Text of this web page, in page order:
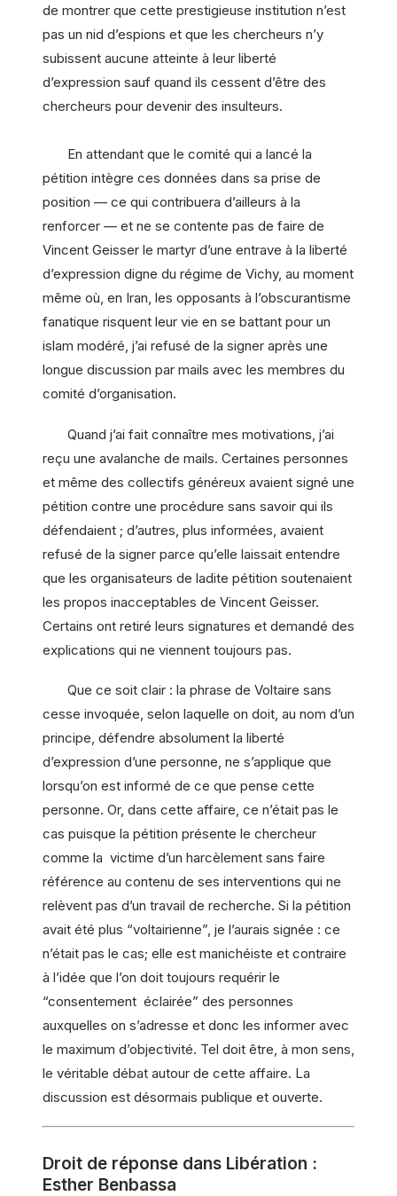
de montrer que cette prestigieuse institution n’est
pas un nid d’espions et que les chercheurs n’y
subissent aucune atteinte à leur liberté
d’expression sauf quand ils cessent d’être des
chercheurs pour devenir des insulteurs.
En attendant que le comité qui a lancé la
pétition intègre ces données dans sa prise de
position — ce qui contribuera d’ailleurs à la
renforcer — et ne se contente pas de faire de
Vincent Geisser le martyr d’une entrave à la liberté
d’expression digne du régime de Vichy, au moment
même où, en Iran, les opposants à l’obscurantisme
fanatique risquent leur vie en se battant pour un
islam modéré, j’ai refusé de la signer après une
longue discussion par mails avec les membres du
comité d’organisation.
Quand j’ai fait connaître mes motivations, j’ai
reçu une avalanche de mails. Certaines personnes
et même des collectifs généreux avaient signé une
pétition contre une procédure sans savoir qui ils
défendaient ; d’autres, plus informées, avaient
refusé de la signer parce qu’elle laissait entendre
que les organisateurs de ladite pétition soutenaient
les propos inacceptables de Vincent Geisser.
Certains ont retiré leurs signatures et demandé des
explications qui ne viennent toujours pas.
Que ce soit clair : la phrase de Voltaire sans
cesse invoquée, selon laquelle on doit, au nom d’un
principe, défendre absolument la liberté
d’expression d’une personne, ne s’applique que
lorsqu’on est informé de ce que pense cette
personne. Or, dans cette affaire, ce n’était pas le
cas puisque la pétition présente le chercheur
comme la victime d’un harcèlement sans faire
référence au contenu de ses interventions qui ne
relèvent pas d’un travail de recherche. Si la pétition
avait été plus “voltairienne”, je l’aurais signée : ce
n’était pas le cas; elle est manichéiste et contraire
à l’idée que l’on doit toujours requérir le
“consentement éclairée” des personnes
auxquelles on s’adresse et donc les informer avec
le maximum d’objectivité. Tel doit être, à mon sens,
le véritable débat autour de cette affaire. La
discussion est désormais publique et ouverte.
Droit de réponse dans Libération :
Esther Benbassa